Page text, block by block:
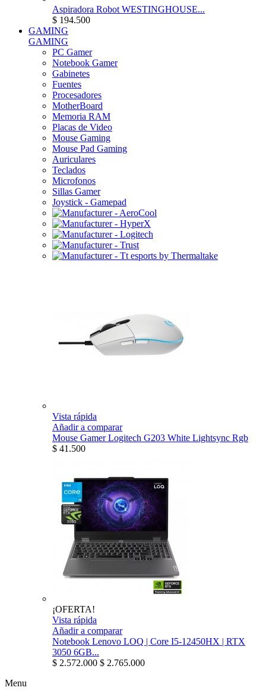
Aspiradora Robot WESTINGHOUSE...
$ 194.500
GAMING
GAMING
PC Gamer
Notebook Gamer
Gabinetes
Fuentes
Procesadores
MotherBoard
Memoria RAM
Placas de Video
Mouse Gaming
Mouse Pad Gaming
Auriculares
Teclados
Microfonos
Sillas Gamer
Joystick - Gamepad
Vista rápida
Añadir a comparar
Mouse Gamer Logitech G203 White Lightsync Rgb
$ 41.500
¡OFERTA!
Vista rápida
Añadir a comparar
Notebook Lenovo LOQ | Core I5-12450HX | RTX
3050 6GB...
$ 2.572.000 $ 2.765.000
Menu